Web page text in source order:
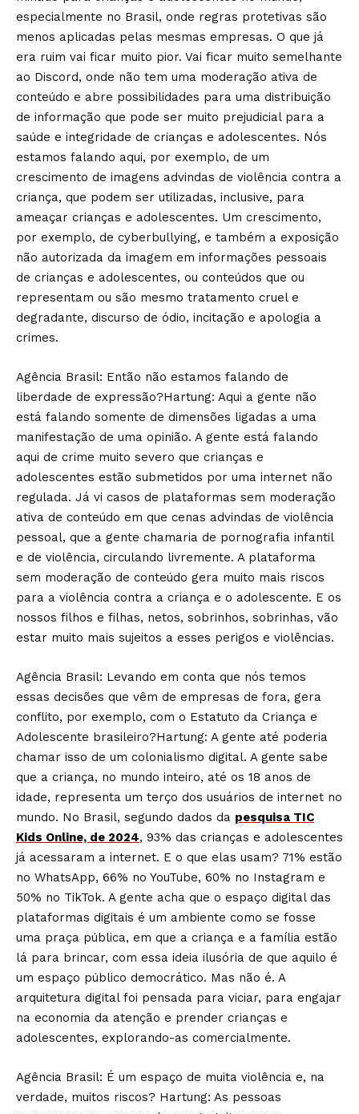
especialmente no Brasil, onde regras protetivas são
menos aplicadas pelas mesmas empresas. O que já
era ruim vai ficar muito pior. Vai ficar muito semelhante
ao Discord, onde não tem uma moderação ativa de
conteúdo e abre possibilidades para uma distribuição
de informação que pode ser muito prejudicial para a
saúde e integridade de crianças e adolescentes. Nós
estamos falando aqui, por exemplo, de um
crescimento de imagens advindas de violência contra a
criança, que podem ser utilizadas, inclusive, para
ameaçar crianças e adolescentes. Um crescimento,
por exemplo, de cyberbullying, e também a exposição
não autorizada da imagem em informações pessoais
de crianças e adolescentes, ou conteúdos que ou
representam ou são mesmo tratamento cruel e
degradante, discurso de ódio, incitação e apologia a
crimes.
Agência Brasil: Então não estamos falando de
liberdade de expressão?Hartung: Aqui a gente não
está falando somente de dimensões ligadas a uma
manifestação de uma opinião. A gente está falando
aqui de crime muito severo que crianças e
adolescentes estão submetidos por uma internet não
regulada. Já vi casos de plataformas sem moderação
ativa de conteúdo em que cenas advindas de violência
pessoal, que a gente chamaria de pornografia infantil
e de violência, circulando livremente. A plataforma
sem moderação de conteúdo gera muito mais riscos
para a violência contra a criança e o adolescente. E os
nossos filhos e filhas, netos, sobrinhos, sobrinhas, vão
estar muito mais sujeitos a esses perigos e violências.
Agência Brasil: Levando em conta que nós temos
essas decisões que vêm de empresas de fora, gera
conflito, por exemplo, com o Estatuto da Criança e
Adolescente brasileiro?Hartung: A gente até poderia
chamar isso de um colonialismo digital. A gente sabe
que a criança, no mundo inteiro, até os 18 anos de
idade, representa um terço dos usuários de internet no
mundo. No Brasil, segundo dados da pesquisa TIC
Kids Online, de 2024, 93% das crianças e adolescentes
já acessaram a internet. E o que elas usam? 71% estão
no WhatsApp, 66% no YouTube, 60% no Instagram e
50% no TikTok. A gente acha que o espaço digital das
plataformas digitais é um ambiente como se fosse
uma praça pública, em que a criança e a família estão
lá para brincar, com essa ideia ilusória de que aquilo é
um espaço público democrático. Mas não é. A
arquitetura digital foi pensada para viciar, para engajar
na economia da atenção e prender crianças e
adolescentes, explorando-as comercialmente.
Agência Brasil: É um espaço de muita violência e, na
verdade, muitos riscos? Hartung: As pessoas